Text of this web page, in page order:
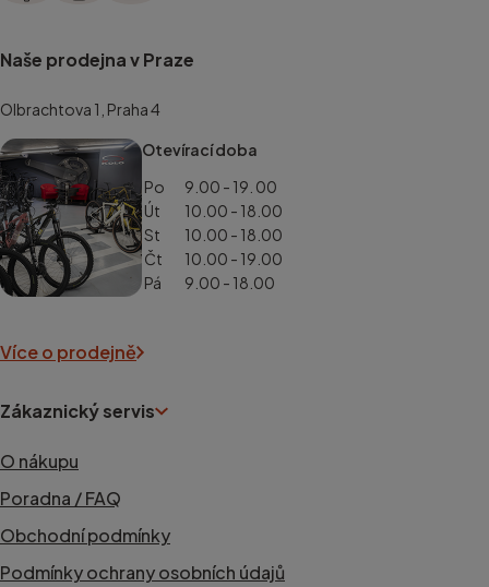
Naše prodejna v Praze
Olbrachtova 1, Praha 4
Otevírací doba
Po
9.00 - 19. 00
Út
10.00 - 18.00
St
10.00 - 18.00
Čt
10.00 - 19.00
Pá
9.00 - 18.00
Více o prodejně
Zákaznický servis
O nákupu
Poradna / FAQ
Obchodní podmínky
Podmínky ochrany osobních údajů